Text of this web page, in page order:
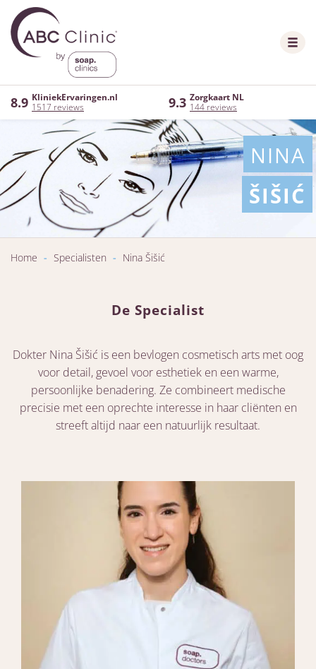
8.9 KliniekErvaringen.nl
1517 reviews
9.3 Zorgkaart NL
144 reviews
NINA
ŠIŠIĆ
Home - Specialisten - Nina Šišić
De Specialist
Dokter Nina Šišić is een bevlogen cosmetisch arts met oog
voor detail, gevoel voor esthetiek en een warme,
persoonlijke benadering. Ze combineert medische
precisie met een oprechte interesse in haar cliënten en
streeft altijd naar een natuurlijk resultaat.